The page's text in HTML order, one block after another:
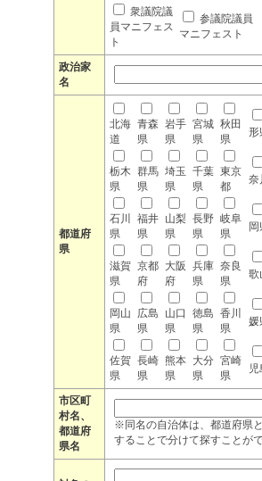
衆議院議
員マニフェス
ト
参議院議員
マニフェスト
政治家
名
都道府
県
北海
道
青森
県
岩手
県
宮城
県
秋田
県
形
栃木
県
群馬
県
埼玉
県
千葉
県
東京
都
奈
石川
県
福井
県
山梨
県
長野
県
岐阜
県
滋賀
県
京都
府
大阪
府
兵庫
県
奈良
県
歌
岡山
県
広島
県
山口
県
徳島
県
香川
県
媛
佐賀
県
長崎
県
熊本
県
大分
県
宮崎
県
市区町
村名、
都道府
県名
※同名の自治体は、都道府県
することで分けて探すことがで